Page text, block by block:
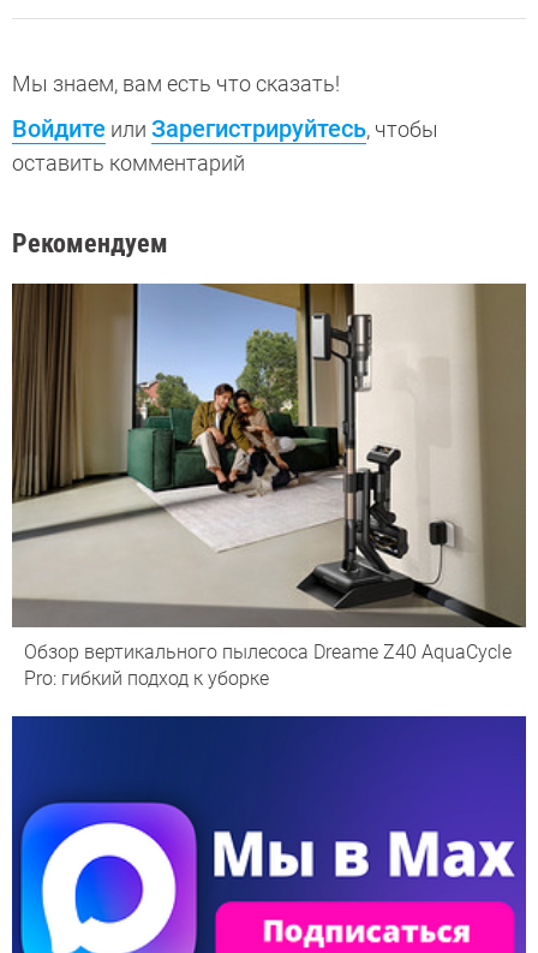
Мы знаем, вам есть что сказать!
Войдите или Зарегистрируйтесь, чтобы
оставить комментарий
Рекомендуем
Обзор вертикального пылесоса Dreame Z40 AquaCycle
Pro: гибкий подход к уборке